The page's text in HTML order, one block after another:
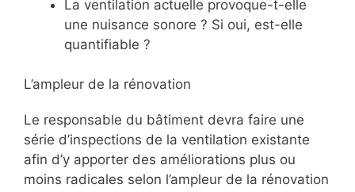
La ventilation actuelle provoque-t-elle
une nuisance sonore ? Si oui, est-elle
quantifiable ?
L’ampleur de la rénovation
Le responsable du bâtiment devra faire une
série d’inspections de la ventilation existante
afin d’y apporter des améliorations plus ou
moins radicales selon l’ampleur de la rénovation